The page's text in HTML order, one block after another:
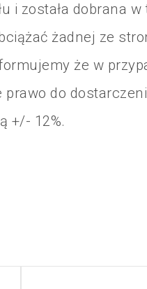
6mm
i została dobrana
żadnej ze
że w
do
+/- 12%.